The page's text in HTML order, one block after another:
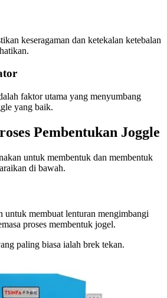
keseragaman dan ketekalan ketebalan
faktor utama yang menyumbang
yang baik.
Pembentukan Joggle
untuk membentuk dan membentuk
di bawah.
untuk membuat lenturan mengimbangi
proses membentuk jogel.
paling biasa ialah brek tekan.